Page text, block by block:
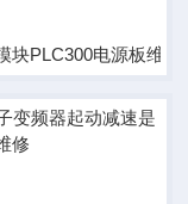
块PLC300电源板维修